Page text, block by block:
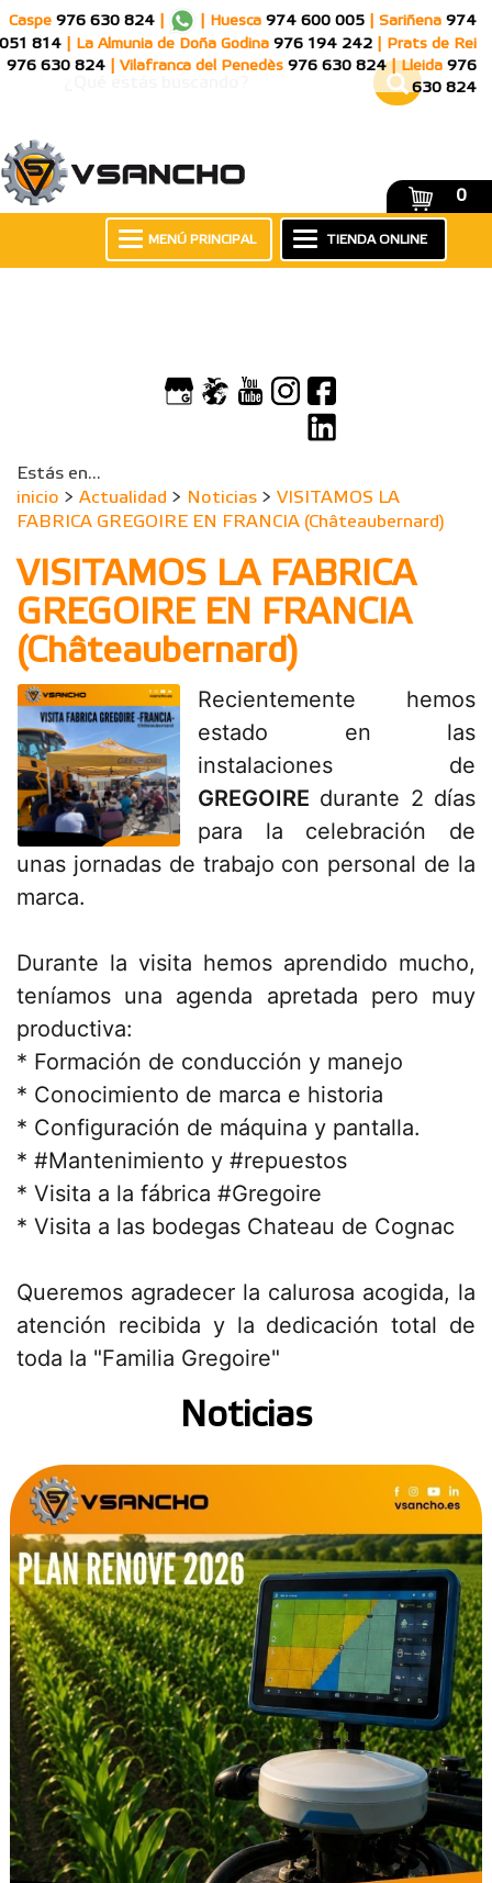
Caspe 976 630 824 Huesca 974 600 005 Sariñena 974
051 814
La Almunia de Doña Godina 976 194 242
Prats de Rei
976 630 824
Vilafranca del Penedès 976 630 824 Lleida 976
630 824
0
TIENDA ONLINE
MENÚ PRINCIPAL
Estás en...
inicio > Actualidad > Noticias > VISITAMOS LA
FABRICA GREGOIRE EN FRANCIA (Châteaubernard)
VISITAMOS LA FABRICA
GREGOIRE EN FRANCIA
(Châteaubernard)
Recientemente hemos
estado en las
instalaciones de
GREGOIRE durante 2 días
para la celebración de
unas jornadas de trabajo con personal de la
marca.
Durante la visita hemos aprendido mucho,
teníamos una agenda apretada pero muy
productiva:
* Formación de conducción y manejo
* Conocimiento de marca e historia
* Configuración de máquina y pantalla.
* #Mantenimiento y #repuestos
* Visita a la fábrica #Gregoire
* Visita a las bodegas Chateau de Cognac
Queremos agradecer la calurosa acogida, la
atención recibida y la dedicación total de
toda la "Familia Gregoire"
Noticias